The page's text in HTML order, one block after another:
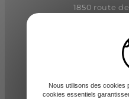
1850 route
Nous utilisons des cookies
cookies essentiels